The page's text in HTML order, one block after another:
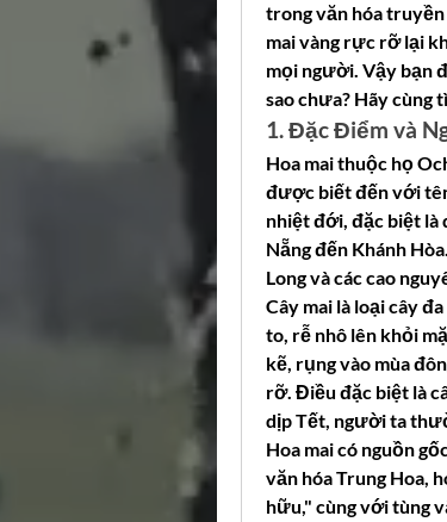
trong văn hóa
mai vàng rực rỡ lại
mọi người. Vậy bạn
sao chưa? Hãy cùng
1. Đặc Điểm và
Hoa mai thuộc họ
được biết đến với
nhiệt đới, đặc biệt là
Nẵng đến Khánh
Long và các cao
Cây mai là loại cây
to, rễ nhô lên khỏi
kẽ, rụng vào mùa
rỡ. Điều đặc biệt là
dịp Tết, người ta
Hoa mai có nguồn
văn hóa Trung Hoa,
hữu," cùng với tùng